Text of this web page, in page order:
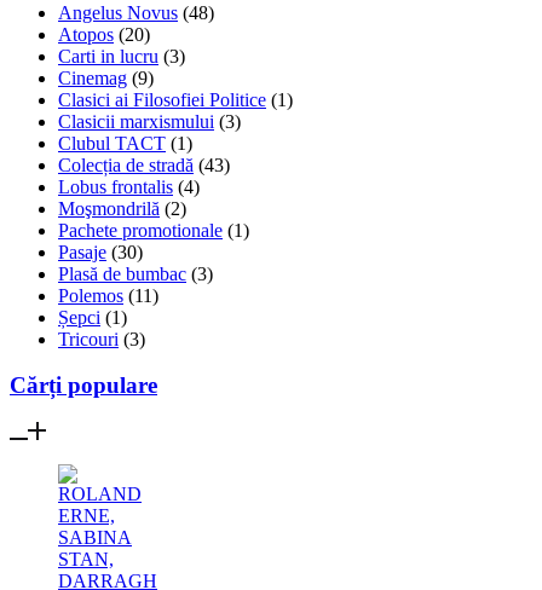
Angelus Novus (48)
Atopos (20)
Carti in lucru (3)
Cinemag (9)
Clasici ai Filosofiei Politice (1)
Clasicii marxismului (3)
Clubul TACT (1)
Colecția de stradă (43)
Lobus frontalis (4)
Moşmondrilă (2)
Pachete promotionale (1)
Pasaje (30)
Plasă de bumbac (3)
Polemos (11)
Șepci (1)
Tricouri (3)
Cărți populare